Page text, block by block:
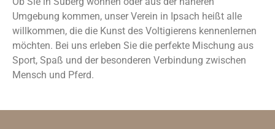
Umgebung kommen, unser Verein in Ipsach heißt alle
willkommen, die die Kunst des Voltigierens kennenlernen
möchten. Bei uns erleben Sie die perfekte Mischung aus
Sport, Spaß und der besonderen Verbindung zwischen
Mensch und Pferd.